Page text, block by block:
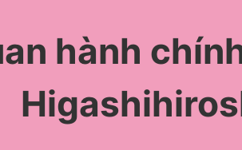
hành